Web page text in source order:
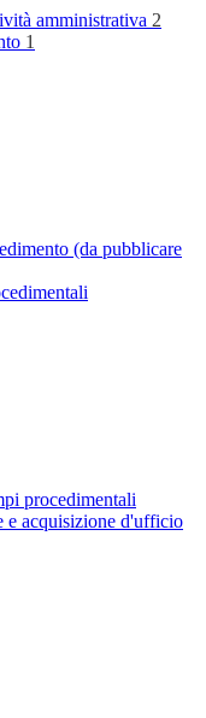
amministrativa 2
1
(da pubblicare
procedimentali
e acquisizione d'ufficio